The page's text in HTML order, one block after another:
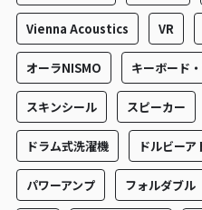
Vienna Acoustics VR
オーラNISMO キーボード
スキンシール スピーカー
ドラム式洗濯機 ドルビーア
パワーアンプ フォルダブル